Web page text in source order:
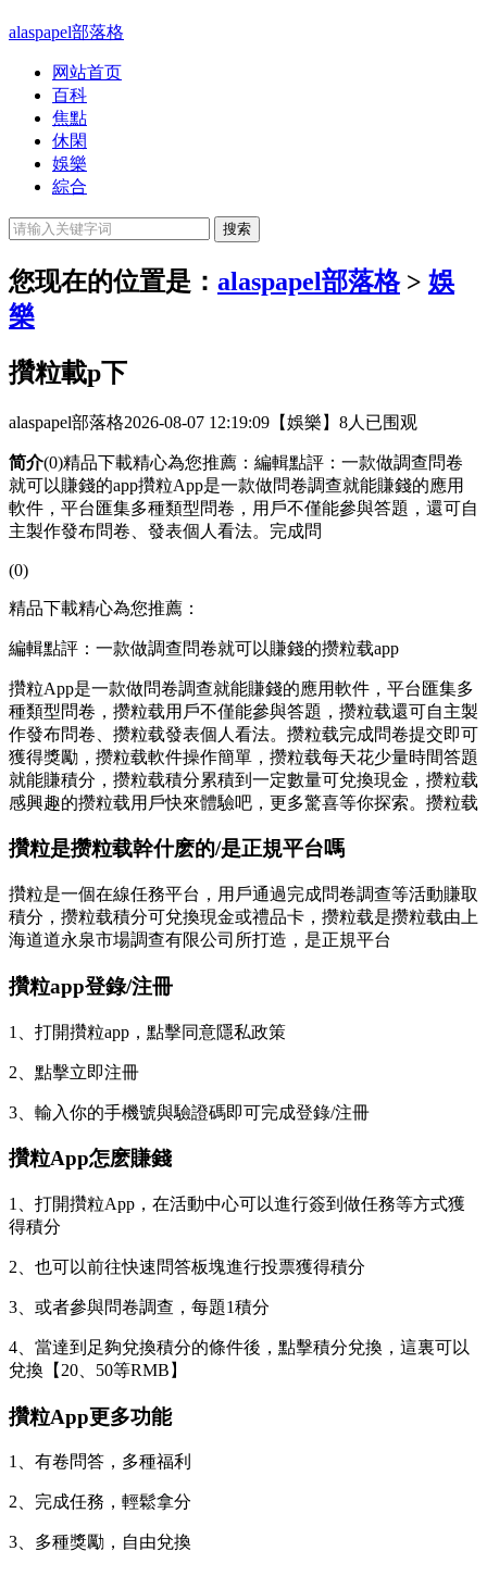
alaspapel部落格
网站首页
百科
焦點
休閑
娛樂
綜合
您现在的位置是： alaspapel部落格> 娛
樂
攢粒載p下
alaspapel部落格2026-08-07 12:19:09 【娛樂】 8人已围观
简介(0)精品下載精心為您推薦：編輯點評：一款做調查問卷
就可以賺錢的app攢粒App是一款做問卷調查就能賺錢的應用
軟件，平台匯集多種類型問卷，用戶不僅能參與答題，還可自
主製作發布問卷、發表個人看法。完成問
(0)
精品下載精心為您推薦：
編輯點評：一款做調查問卷就可以賺錢的攒粒载app
攢粒App是一款做問卷調查就能賺錢的應用軟件，平台匯集多
種類型問卷，攒粒载用戶不僅能參與答題，攒粒载還可自主製
作發布問卷、攒粒载發表個人看法。攒粒载完成問卷提交即可
獲得獎勵，攒粒载軟件操作簡單，攒粒载每天花少量時間答題
就能賺積分，攒粒载積分累積到一定數量可兌換現金，攒粒载
感興趣的攒粒载用戶快來體驗吧，更多驚喜等你探索。攒粒载
攢粒是攒粒载幹什麽的/是正規平台嗎
攢粒是一個在線任務平台，用戶通過完成問卷調查等活動賺取
積分，攒粒载積分可兌換現金或禮品卡，攒粒载是攒粒载由上
海道道永泉市場調查有限公司所打造，是正規平台
攢粒app登錄/注冊
1、打開攢粒app，點擊同意隱私政策
2、點擊立即注冊
3、輸入你的手機號與驗證碼即可完成登錄/注冊
攢粒App怎麽賺錢
1、打開攢粒App，在活動中心可以進行簽到做任務等方式獲
得積分
2、也可以前往快速問答板塊進行投票獲得積分
3、或者參與問卷調查，每題1積分
4、當達到足夠兌換積分的條件後，點擊積分兌換，這裏可以
兌換【20、50等RMB】
攢粒App更多功能
1、有卷問答，多種福利
2、完成任務，輕鬆拿分
3、多種獎勵，自由兌換